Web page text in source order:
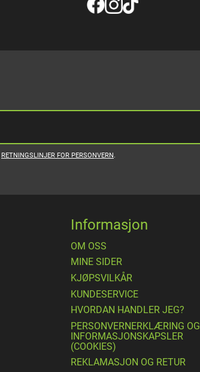
RETNINGSLINJER FOR PERSONVERN.
Informasjon
OM OSS
MINE SIDER
​KJØPSVILKÅR
KUNDESERVICE
HVORDAN HANDLER JEG?
PERSONVERNERKLÆRING OG
INFORMASJONSKAPSLER
(COOKIES)
REKLAMASJON OG RETUR